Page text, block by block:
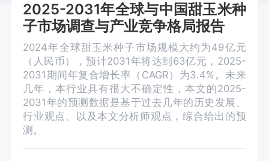
2025-2031年全球与中国甜玉米种
子市场调查与产业竞争格局报告
2024年全球甜玉米种子市场规模大约为49亿元
（人民币），预计2031年将达到63亿元，2025-
2031期间年复合增长率（CAGR）为3.4%。未来
几年，本行业具有很大不确定性，本文的2025-
2031年的预测数据是基于过去几年的历史发展、
行业观点、以及本文分析师观点，综合给出的预
测。